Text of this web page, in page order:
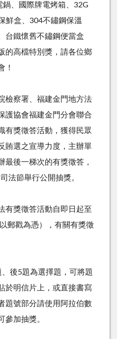
、國際牌電烤箱、32G
鮮盒、304不鏽鋼保溫
台鐵懷舊不鏽鋼便當盒
的高檔特別獎，請各位鄉
！
檢察署、福建金門地方法
護協會福建金門分會聯合
有獎徵答活動，獲得民眾
賄選之宣導力度，主辦單
最後一梯次的有獎徵答，
法節舉行公開抽獎。
有獎徵答活動自即日起至
郵戳為憑），有關有獎徵
後5題為選擇題，可將題
於明信片上，或直接書寫
題號部分請使用阿拉伯數
參加抽獎。